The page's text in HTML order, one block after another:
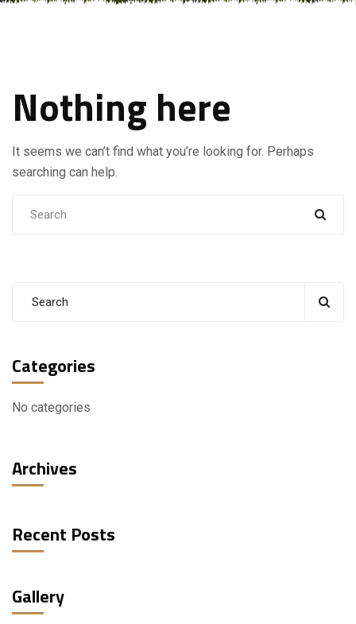
Nothing here
It seems we can’t find what you’re looking for. Perhaps
searching can help.
Categories
No categories
Archives
Recent Posts
Gallery